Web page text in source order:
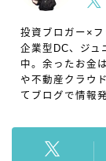
投資ブロガー×
企業型DC、ジュ
中。余ったお金
や不動産クラウ
てブログで情報